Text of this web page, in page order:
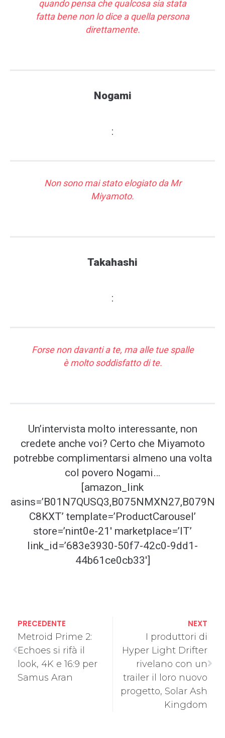
quando pensa che qualcosa sia stata
fatta bene non lo dice a quella persona
direttamente.
Nogami
:
Non sono mai stato elogiato da Mr
Miyamoto.
Takahashi
:
Forse non davanti a te, ma alle tue spalle
è molto soddisfatto di te.
Un’intervista molto interessante, non
credete anche voi? Certo che Miyamoto
potrebbe complimentarsi almeno una volta
col povero Nogami…
[amazon_link
asins=’B01N7QUSQ3,B075NMXN27,B079N
C8KXT’ template=’ProductCarousel’
store=’nint0e-21′ marketplace=’IT’
link_id=’683e3930-50f7-42c0-9dd1-
44b61ce0cb33′]
PRECEDENTE
Metroid Prime 2:
Echoes si rifà il
look, 4K e 16:9 per
Samus Aran
NEXT
I produttori di
Hyper Light Drifter
rivelano con un
trailer il loro nuovo
progetto, Solar Ash
Kingdom